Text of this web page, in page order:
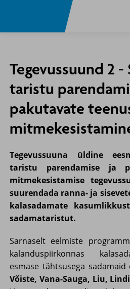
Tegevussuund 2 -
taristu
pakutavate
Tegevussuuna üldine
taristu parendamise ja
mitmekesistamise
suurendada ranna- ja
kalasadamate
sadamataristut.
Sarnaselt eelmiste
kalanduspiirkonnas
esmase tähtsusega sadamaid
Võiste, Vana-Sauga, Liu,